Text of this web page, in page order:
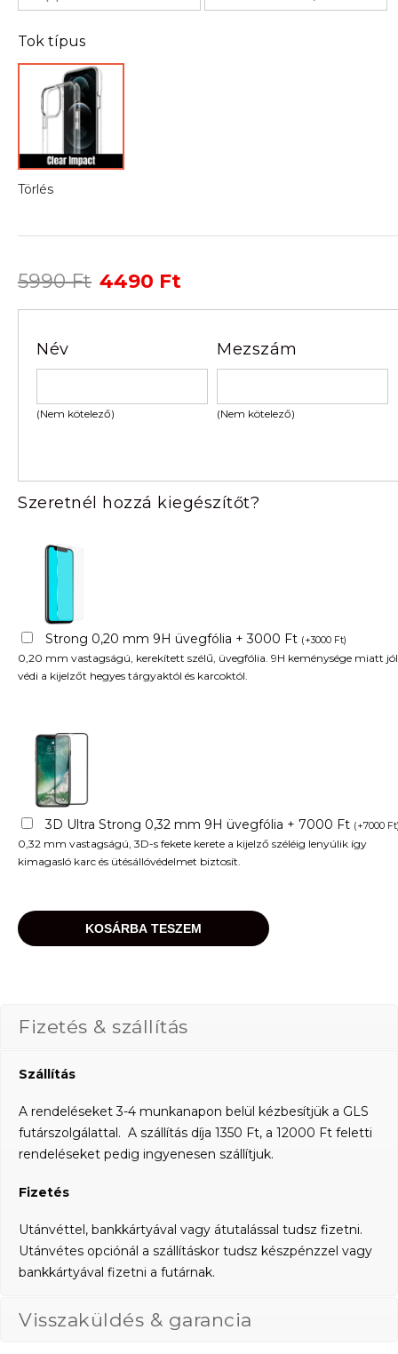
Tok típus
Törlés
5990Ft Original
4490 Ft
4490 Ft.
Név
(Nem kötelező)
Mezszám
(Nem kötelező)
Szeretnél hozzá kiegészítőt?
Strong 0,20 mm 9H üvegfólia + 3000 Ft (+3000 Ft)
0,20 mm vastagságú, kerekített szélű, üvegfólia. 9H keménysége miatt jól
védi a kijelzőt hegyes tárgyaktól és karcoktól.
3D Ultra Strong 0,32 mm 9H üvegfólia + 7000 Ft (+7000 Ft
0,32 mm vastagságú, 3D-s fekete kerete a kijelző széléig lenyúlik így
kimagasló karc és ütésállóvédelmet biztosít.
KOSÁRBA TESZEM
Fizetés & szállítás
Szállítás
A rendeléseket 3-4 munkanapon belül kézbesítjük a GLS
futárszolgálattal. A szállítás díja 1350 Ft, a 12000 Ft feletti
rendeléseket pedig ingyenesen szállítjuk.
Fizetés
Utánvéttel, bankkártyával vagy átutalással tudsz fizetni.
Utánvétes opciónál a szállításkor tudsz készpénzzel vagy
bankkártyával fizetni a futárnak.
Visszaküldés & garancia